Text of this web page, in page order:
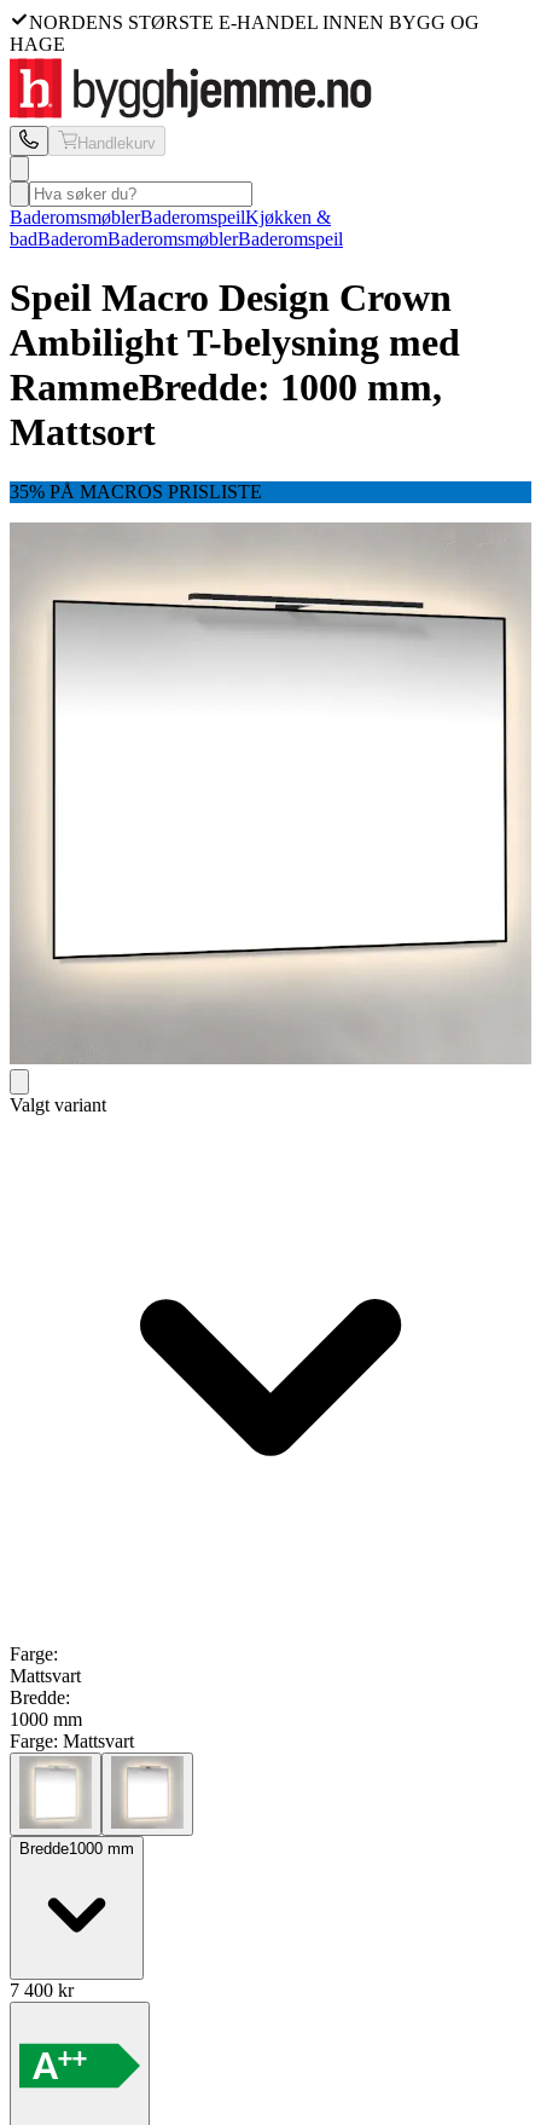
NORDENS STØRSTE E-HANDEL INNEN BYGG OG
HAGE
Handlekurv
BaderomsmøblerBaderomspeilKjøkken &
badBaderomBaderomsmøblerBaderomspeil
Speil Macro Design Crown
Ambilight T-belysning med
RammeBredde: 1000 mm,
Mattsort
35% PÅ MACROS PRISLISTE
Valgt variant
Farge:
Mattsvart
Bredde:
1000 mm
Farge: Mattsvart
Bredde1000 mm
7 400 kr